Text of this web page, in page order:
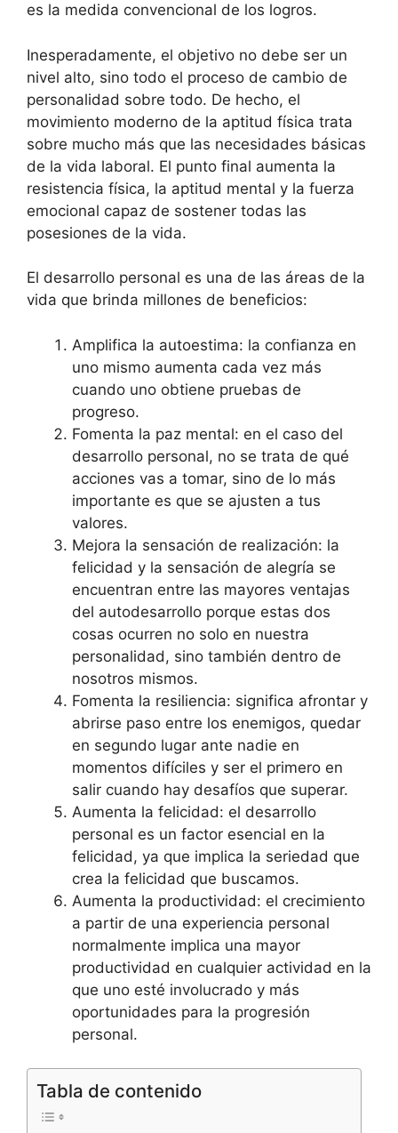
es la medida convencional de los logros.
Inesperadamente, el objetivo no debe ser un
nivel alto, sino todo el proceso de cambio de
personalidad sobre todo. De hecho, el
movimiento moderno de la aptitud física trata
sobre mucho más que las necesidades básicas
de la vida laboral. El punto final aumenta la
resistencia física, la aptitud mental y la fuerza
emocional capaz de sostener todas las
posesiones de la vida.
El desarrollo personal es una de las áreas de la
vida que brinda millones de beneficios:
Amplifica la autoestima: la confianza en
uno mismo aumenta cada vez más
cuando uno obtiene pruebas de
progreso.
Fomenta la paz mental: en el caso del
desarrollo personal, no se trata de qué
acciones vas a tomar, sino de lo más
importante es que se ajusten a tus
valores.
Mejora la sensación de realización: la
felicidad y la sensación de alegría se
encuentran entre las mayores ventajas
del autodesarrollo porque estas dos
cosas ocurren no solo en nuestra
personalidad, sino también dentro de
nosotros mismos.
Fomenta la resiliencia: significa afrontar y
abrirse paso entre los enemigos, quedar
en segundo lugar ante nadie en
momentos difíciles y ser el primero en
salir cuando hay desafíos que superar.
Aumenta la felicidad: el desarrollo
personal es un factor esencial en la
felicidad, ya que implica la seriedad que
crea la felicidad que buscamos.
Aumenta la productividad: el crecimiento
a partir de una experiencia personal
normalmente implica una mayor
productividad en cualquier actividad en la
que uno esté involucrado y más
oportunidades para la progresión
personal.
Tabla de contenido